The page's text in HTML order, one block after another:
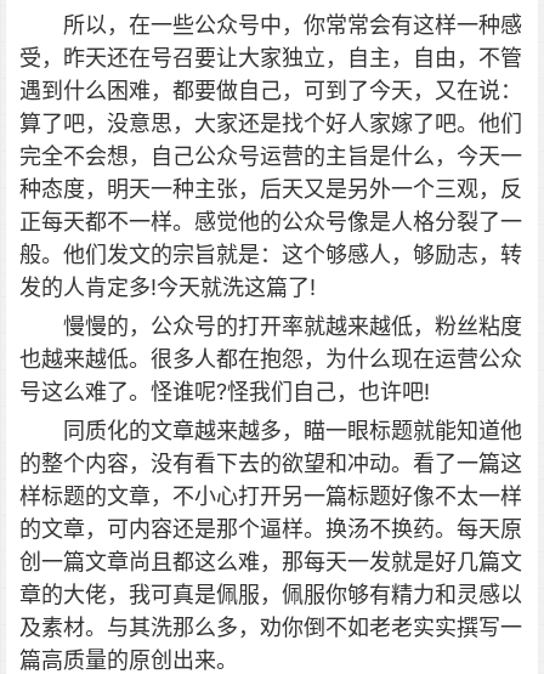
所以，在一些公众号中，你常常会有这样一种感
受，昨天还在号召要让大家独立，自主，自由，不管
遇到什么困难，都要做自己，可到了今天，又在说：
算了吧，没意思，大家还是找个好人家嫁了吧。他们
完全不会想，自己公众号运营的主旨是什么，今天一
种态度，明天一种主张，后天又是另外一个三观，反
正每天都不一样。感觉他的公众号像是人格分裂了一
般。他们发文的宗旨就是：这个够感人，够励志，转
发的人肯定多!今天就洗这篇了!
慢慢的，公众号的打开率就越来越低，粉丝粘度
也越来越低。很多人都在抱怨，为什么现在运营公众
号这么难了。怪谁呢?怪我们自己，也许吧!
同质化的文章越来越多，瞄一眼标题就能知道他
的整个内容，没有看下去的欲望和冲动。看了一篇这
样标题的文章，不小心打开另一篇标题好像不太一样
的文章，可内容还是那个逼样。换汤不换药。每天原
创一篇文章尚且都这么难，那每天一发就是好几篇文
章的大佬，我可真是佩服，佩服你够有精力和灵感以
及素材。与其洗那么多，劝你倒不如老老实实撰写一
篇高质量的原创出来。